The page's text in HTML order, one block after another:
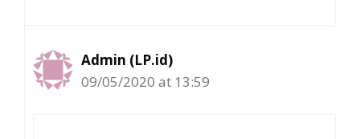
Admin (LP.id)
09/05/2020 at 13:59